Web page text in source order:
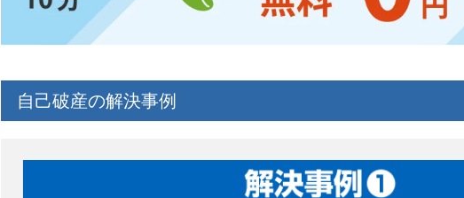
自己破産の解決事例